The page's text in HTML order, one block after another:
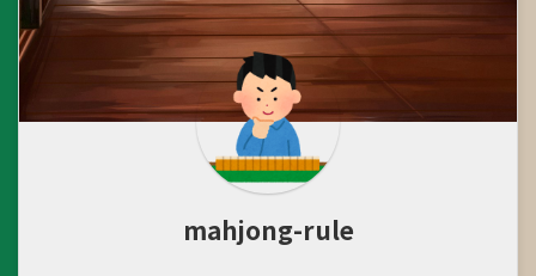
mahjong-rule